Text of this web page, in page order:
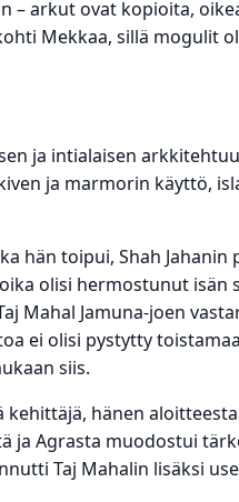
– arkut ovat kopioita,
Mekkaa, sillä mogulit
ja intialaisen
ja marmorin käyttö,
hän toipui, Shah Jahanin
olisi hermostunut
Mahal Jamuna-joen
ei olisi pystytty
siis.
hänen
ja Agrasta muodostui
Taj Mahalin lisäksi